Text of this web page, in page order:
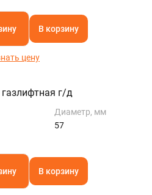
В корзину
цену
г/д
Диаметр, мм
57
В корзину